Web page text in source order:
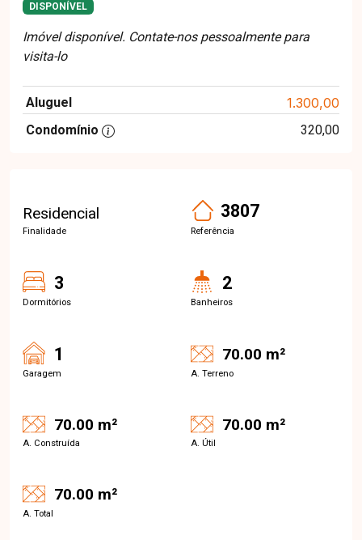
DISPONÍVEL
Imóvel disponível. Contate-nos pessoalmente para
visita-lo
Aluguel 1.300,00
Condomínio 320,00
Residencial
Finalidade
3807
Referência
3
Dormitórios
2
Banheiros
1
Garagem
70.00 m²
A. Terreno
70.00 m²
A. Construída
70.00 m²
A. Útil
70.00 m²
A. Total